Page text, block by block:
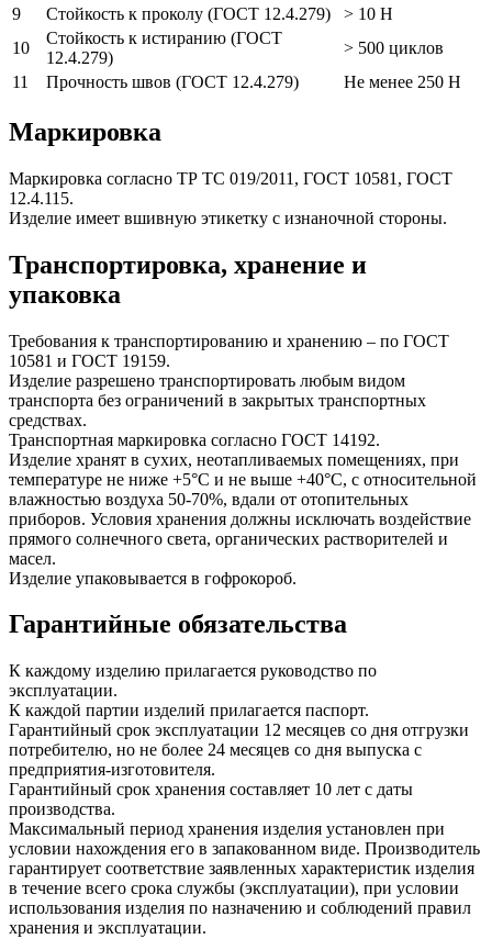
9
Стойкость к проколу (ГОСТ 12.4.279)
> 10 Н
10
Стойкость к истиранию (ГОСТ
12.4.279)
> 500 циклов
11
Прочность швов (ГОСТ 12.4.279) Не менее 250 Н
Маркировка
Маркировка согласно ТР ТС 019/2011, ГОСТ 10581, ГОСТ
12.4.115.
Изделие имеет вшивную этикетку с изнаночной стороны.
Транспортировка, хранение и
упаковка
Требования к транспортированию и хранению – по ГОСТ
10581 и ГОСТ 19159.
Изделие разрешено транспортировать любым видом
транспорта без ограничений в закрытых транспортных
средствах.
Транспортная маркировка согласно ГОСТ 14192.
Изделие хранят в сухих, неотапливаемых помещениях, при
температуре не ниже +5°С и не выше +40°С, с относительной
влажностью воздуха 50-70%, вдали от отопительных
приборов. Условия хранения должны исключать воздействие
прямого солнечного света, органических растворителей и
масел.
Изделие упаковывается в гофрокороб.
Гарантийные обязательства
К каждому изделию прилагается руководство по
эксплуатации.
К каждой партии изделий прилагается паспорт.
Гарантийный срок эксплуатации 12 месяцев со дня отгрузки
потребителю, но не более 24 месяцев со дня выпуска с
предприятия-изготовителя.
Гарантийный срок хранения составляет 10 лет с даты
производства.
Максимальный период хранения изделия установлен при
условии нахождения его в запакованном виде. Производитель
гарантирует соответствие заявленных характеристик изделия
в течение всего срока службы (эксплуатации), при условии
использования изделия по назначению и соблюдений правил
хранения и эксплуатации.